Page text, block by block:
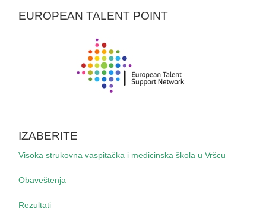
EUROPEAN TALENT POINT
IZABERITE
Visoka strukovna vaspitačka i medicinska škola u Vršcu
Obaveštenja
Rezultati